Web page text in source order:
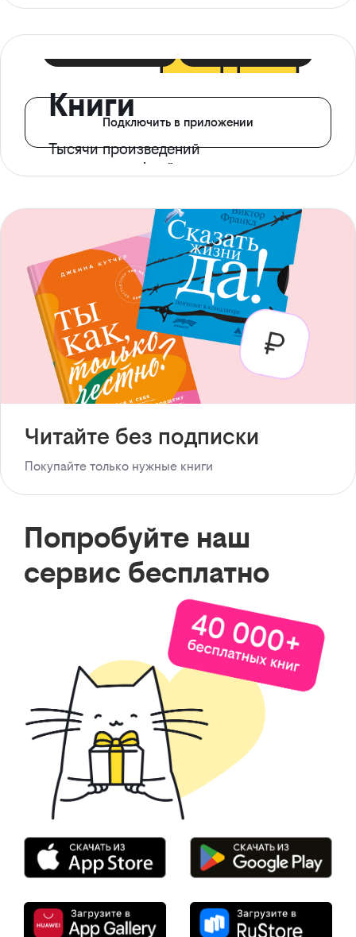
Книги
Тысячи произведений
с доступом офлайн
Подключить в приложении
Читайте без подписки
Покупайте только нужные книги
Попробуйте наш
сервис бесплатно